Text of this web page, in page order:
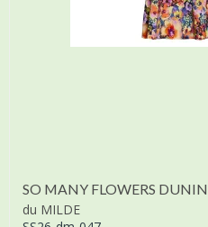
SO MANY FLOWERS
du MILDE